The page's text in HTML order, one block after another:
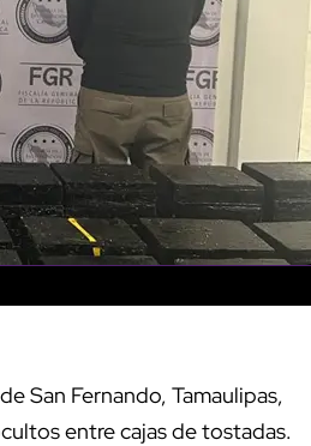
San Fernando, Tamaulipas,
entre cajas de tostadas.